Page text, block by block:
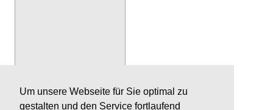
Um unsere Webseite für Sie optimal zu
gestalten und den Service fortlaufend